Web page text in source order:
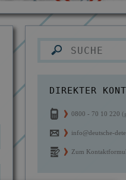
DIREKTER
0800 - 70 10 220
info@deutsche-
Zum